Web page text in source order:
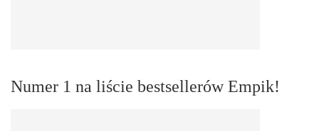
Numer 1 na liście bestsellerów Empik!